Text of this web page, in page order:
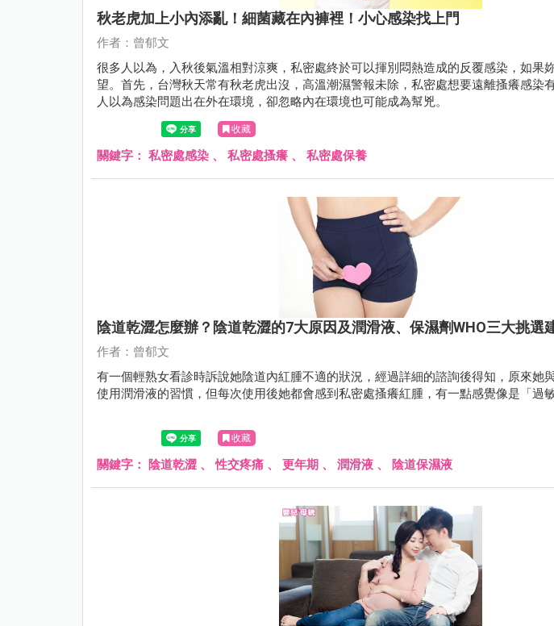
秋老虎加上小內添亂！細菌藏在內褲裡！小心感染找上門
作者：曾郁文
很多人以為，入秋後氣溫相對涼爽，私密處終於可以揮別悶熱造成的反覆感染，如果
望。首先，台灣秋天常有秋老虎出沒，高溫潮濕警報未除，私密處想要遠離搔癢感染
人以為感染問題出在外在環境，卻忽略內在環境也可能成為幫兇。
收藏
關鍵字： 私密處感染 、 私密處搔癢 、 私密處保養
陰道乾澀怎麼辦？陰道乾澀的7大原因及潤滑液、保濕劑WHO三大挑選
作者：曾郁文
有一個輕熟女看診時訴說她陰道內紅腫不適的狀況，經過詳細的諮詢後得知，原來她
使用潤滑液的習慣，但每次使用後她都會感到私密處搔癢紅腫，有一點感覺像是「過敏
收藏
關鍵字： 陰道乾澀 、性交疼痛 、 更年期 、 潤滑液 、 陰道保濕液